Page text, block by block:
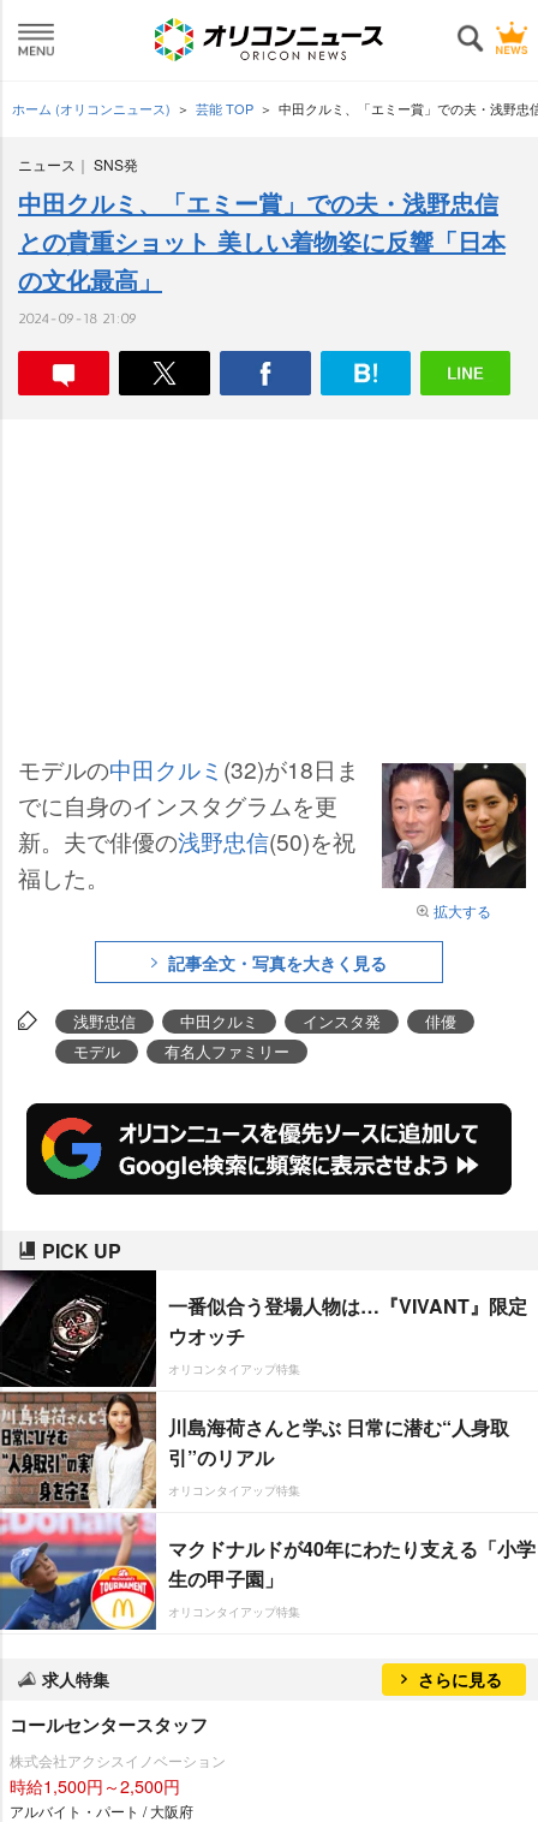
ホーム (オリコンニュース) 芸能 TOP 中田クルミ、「エミー賞」での夫・浅野
ニュース SNS発
中田クルミ、「エミー賞」での夫・浅野忠信
との貴重ショット 美しい着物姿に反響「日本
の文化最高」
2024-09-18 21:09
拡大する
モデルの中田クルミ (32)が18日ま
でに自身のインスタグラムを更
新。夫で俳優の浅野忠信(50)を祝
福した。
記事全文・写真を大きく見る
浅野忠信 中田クルミ インスタ発
俳優
モデル
有名人ファミリー
PICK UP
一番似合う登場人物は…『VIVANT』限定
ウオッチ
オリコンタイアップ特集
川島海荷さんと学ぶ 日常に潜む“人身取
引”のリアル
オリコンタイアップ特集
マクドナルドが40年にわたり支える「小学
生の甲子園」
オリコンタイアップ特集
求人特集 さらに見る
コールセンタースタッフ
株式会社アクシスイノベーション
時給1,500円～2,500円
アルバイト・パート / 大阪府